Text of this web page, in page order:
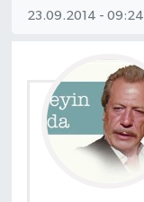
23.09.2014 - 09:24